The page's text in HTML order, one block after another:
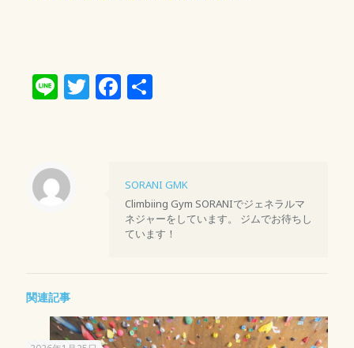
LineTwitter
Facebook
共
SORANI GMK
Climbiing Gym SORANIでジェネラルマ
ネジャーをしています。 ジムでお待ちし
ています！
関連記事